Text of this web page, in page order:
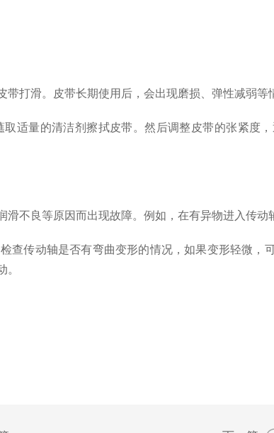
滑。皮带长期使用后，会出现磨损、弹性减弱等
量的清洁剂擦拭皮带。然后调整皮带的张紧度
良等原因而出现故障。例如，在有异物进入传动
传动轴是否有弯曲变形的情况，如果变形轻微，
。